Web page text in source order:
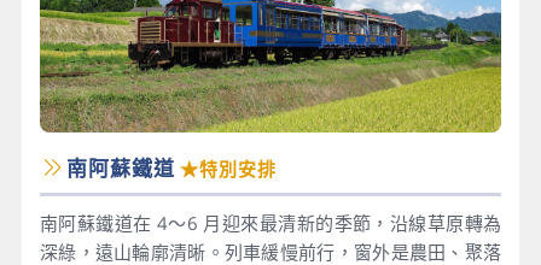
南阿蘇鐵道 ★特別安排
南阿蘇鐵道在 4～6 月迎來最清新的季節，沿線草原轉為
深綠，遠山輪廓清晰。列車緩慢前行，窗外是農田、聚落